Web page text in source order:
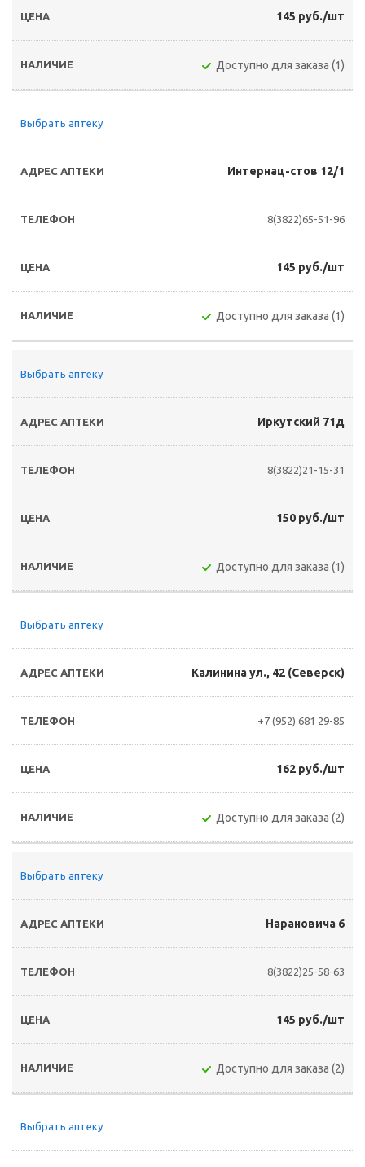
145 руб./шт
Доступно для заказа (1)
Выбрать аптеку
Интернац-стов 12/1
8(3822)65-51-96
145 руб./шт
Доступно для заказа (1)
Выбрать аптеку
Иркутский 71д
8(3822)21-15-31
150 руб./шт
Доступно для заказа (1)
Выбрать аптеку
Калинина ул., 42 (Северск)
+7 (952) 681 29-85
162 руб./шт
Доступно для заказа (2)
Выбрать аптеку
Нарановича 6
8(3822)25-58-63
145 руб./шт
Доступно для заказа (2)
Выбрать аптеку